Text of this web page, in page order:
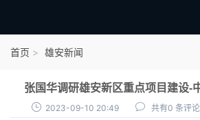
点我申领雄才卡
首页 雄安新闻
张国华调研雄安新区重点项目建设-
2023-09-10 20:49 共有0 条评论